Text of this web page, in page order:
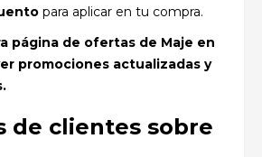
para aplicar en tu compra.
página de ofertas de Maje en
promociones actualizadas y
de clientes sobre